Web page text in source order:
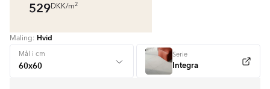
529DKK/m2
Maling: Hvid
Mål i cm Serie
Integra